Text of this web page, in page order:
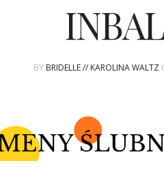
BY BRIDELLE // KAROLINA WALTZ